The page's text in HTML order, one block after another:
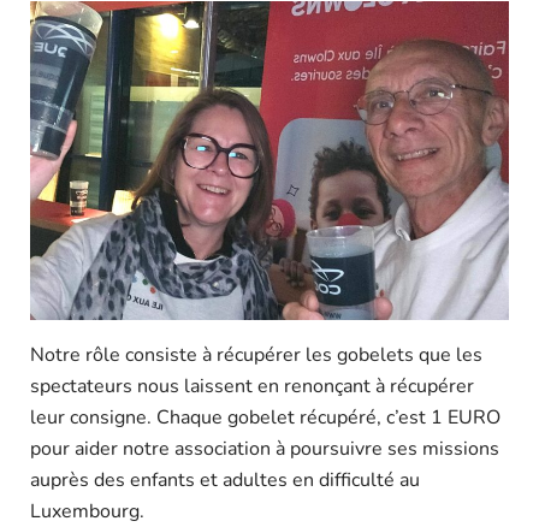
Notre rôle consiste à récupérer les gobelets que les
spectateurs nous laissent en renonçant à récupérer
leur consigne. Chaque gobelet récupéré, c’est 1 EURO
pour aider notre association à poursuivre ses missions
auprès des enfants et adultes en difficulté au
Luxembourg.